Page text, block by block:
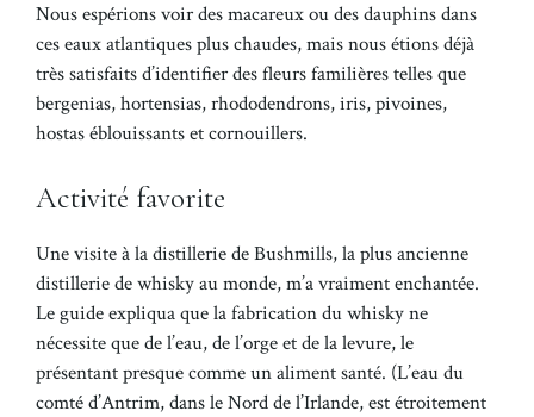
Nous espérions voir des macareux ou des dauphins dans
ces eaux atlantiques plus chaudes, mais nous étions déjà
très satisfaits d’identifier des fleurs familières telles que
bergenias, hortensias, rhododendrons, iris, pivoines,
hostas éblouissants et cornouillers.
Activité favorite
Une visite à la distillerie de Bushmills, la plus ancienne
distillerie de whisky au monde, m’a vraiment enchantée.
Le guide expliqua que la fabrication du whisky ne
nécessite que de l’eau, de l’orge et de la levure, le
présentant presque comme un aliment santé. (L’eau du
comté d’Antrim, dans le Nord de l’Irlande, est étroitement